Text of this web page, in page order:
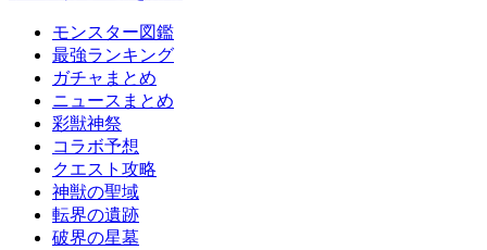
モンスター図鑑
最強ランキング
ガチャまとめ
ニュースまとめ
彩獣神祭
コラボ予想
クエスト攻略
神獣の聖域
転界の遺跡
破界の星墓